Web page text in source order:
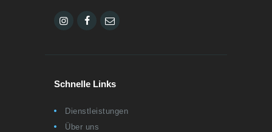
Schnelle Links
Dienstleistungen
Über uns